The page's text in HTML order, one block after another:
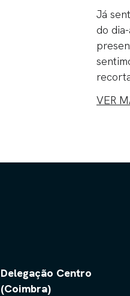
Já
do
VER
Delegação Centro
(Coimbra)